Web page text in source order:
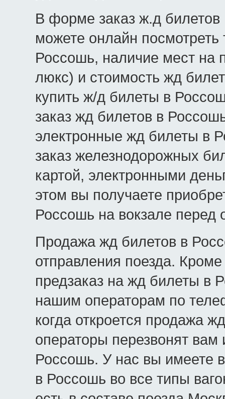
В форме заказ ж.д
можете онлайн посмотреть
Россошь, наличие мест на
люкс) и стоимость жд
купить ж/д билеты в
заказ жд билетов в
электронные жд билеты в
заказ железнодорожных
картой, электронными
этом вы получаете
Россошь на вокзале перед
Продажа жд билетов в
отправления поезда.
предзаказ на жд билеты в
нашим операторам по
когда откроется продажа
операторы перезвонят
Россошь. У нас вы имеете
в Россошь во все типы